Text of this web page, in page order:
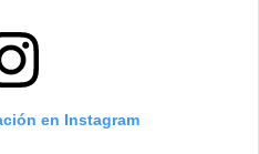
en Instagram